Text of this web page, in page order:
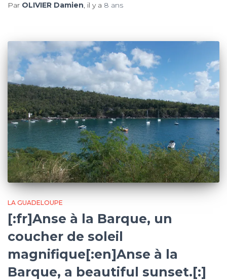
Par OLIVIER Damien, il y a 8 ans
LA GUADELOUPE
[:fr]Anse à la Barque, un
coucher de soleil
magnifique[:en]Anse à la
Barque, a beautiful sunset.[:]